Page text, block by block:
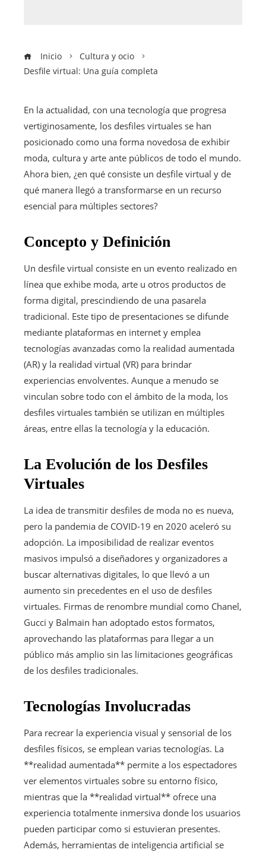
Inicio
Cultura y ocio
Desfile virtual: Una guía completa
En la actualidad, con una tecnología que progresa
vertiginosamente, los desfiles virtuales se han
posicionado como una forma novedosa de exhibir
moda, cultura y arte ante públicos de todo el mundo.
Ahora bien, ¿en qué consiste un desfile virtual y de
qué manera llegó a transformarse en un recurso
esencial para múltiples sectores?
Concepto y Definición
Un desfile virtual consiste en un evento realizado en
línea que exhibe moda, arte u otros productos de
forma digital, prescindiendo de una pasarela
tradicional. Este tipo de presentaciones se difunde
mediante plataformas en internet y emplea
tecnologías avanzadas como la realidad aumentada
(AR) y la realidad virtual (VR) para brindar
experiencias envolventes. Aunque a menudo se
vinculan sobre todo con el ámbito de la moda, los
desfiles virtuales también se utilizan en múltiples
áreas, entre ellas la tecnología y la educación.
La Evolución de los Desfiles
Virtuales
La idea de transmitir desfiles de moda no es nueva,
pero la pandemia de COVID-19 en 2020 aceleró su
adopción. La imposibilidad de realizar eventos
masivos impulsó a diseñadores y organizadores a
buscar alternativas digitales, lo que llevó a un
aumento sin precedentes en el uso de desfiles
virtuales. Firmas de renombre mundial como Chanel,
Gucci y Balmain han adoptado estos formatos,
aprovechando las plataformas para llegar a un
público más amplio sin las limitaciones geográficas
de los desfiles tradicionales.
Tecnologías Involucradas
Para recrear la experiencia visual y sensorial de los
desfiles físicos, se emplean varias tecnologías. La
**realidad aumentada** permite a los espectadores
ver elementos virtuales sobre su entorno físico,
mientras que la **realidad virtual** ofrece una
experiencia totalmente inmersiva donde los usuarios
pueden participar como si estuvieran presentes.
Además, herramientas de inteligencia artificial se